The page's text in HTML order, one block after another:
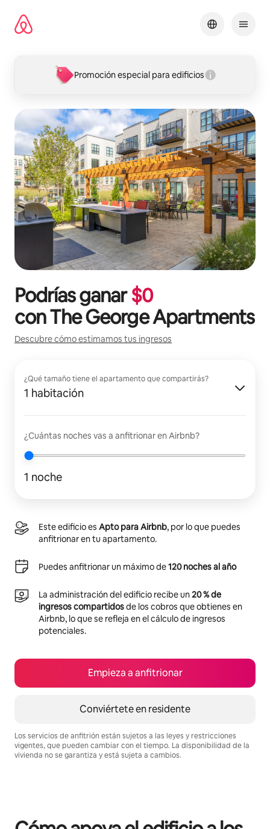
contenido
Promoción especial para edificios
Podrías ganar$0
conThe George Apartments
Descubre cómo estimamos tus ingresos
¿Qué tamaño tiene el apartamento que compartirás?
1 habitación
¿Cuántas noches vas a anfitrionar en Airbnb?
1 noche
Este edificio es Apto para Airbnb, por lo que puedes
anfitrionar en tu apartamento.
Puedes anfitrionar un máximo de120 noches al año
La administración del edificio recibe un20 % de
ingresos compartidosde los cobros que obtienes en
Airbnb, lo que se refleja en el cálculo de ingresos
potenciales.
Empieza a anfitrionar
Conviértete en residente
Los servicios de anfitrión están sujetos a las leyes y restricciones
vigentes, que pueden cambiar con el tiempo. La disponibilidad de la
vivienda no se garantiza y está sujeta a cambios.